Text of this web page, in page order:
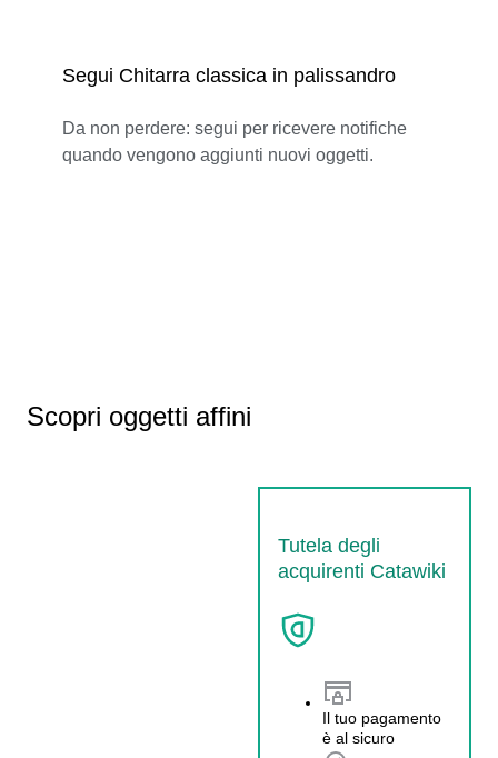
Segui Chitarra classica in palissandro
Da non perdere: segui per ricevere notifiche
quando vengono aggiunti nuovi oggetti.
Scopri oggetti affini
Tutela degli
acquirenti Catawiki
Il tuo pagamento
è al sicuro